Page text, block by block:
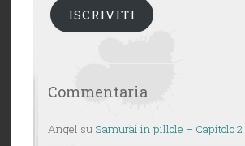
ISCRIVITI
Commentaria
Angel su Samurai in pillole – Capitolo 2